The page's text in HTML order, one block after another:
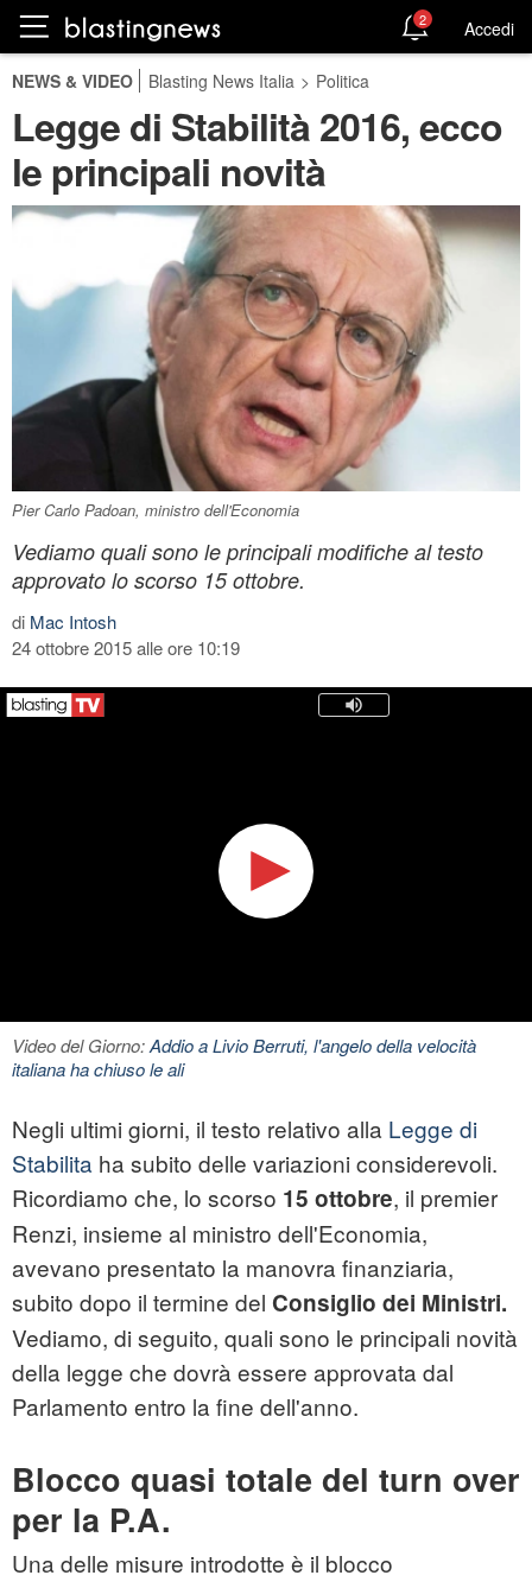
2 Accedi
NEWS & VIDEO Blasting News Italia > Politica
Legge di Stabilità 2016, ecco
le principali novità
Pier Carlo Padoan, ministro dell'Economia
Vediamo quali sono le principali modifiche al testo
approvato lo scorso 15 ottobre.
di Mac Intosh
24 ottobre 2015 alle ore 10:19
Video del Giorno:Addio a Livio Berruti, l'angelo della velocità
italiana ha chiuso le ali
Negli ultimi giorni, il testo relativo alla Legge di
Stabilita ha subito delle variazioni considerevoli.
Ricordiamo che, lo scorso 15 ottobre, il premier
Renzi, insieme al ministro dell'Economia,
avevano presentato la manovra finanziaria,
subito dopo il termine del Consiglio dei Ministri.
Vediamo, di seguito, quali sono le principali novità
della legge che dovrà essere approvata dal
Parlamento entro la fine dell'anno.
Blocco quasi totale del turn over
per la P.A.
Una delle misure introdotte è il blocco